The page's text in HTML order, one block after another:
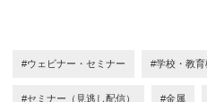
#ウェビナー・セミナー #学校・教
#セミナー（見逃し配信） #金属